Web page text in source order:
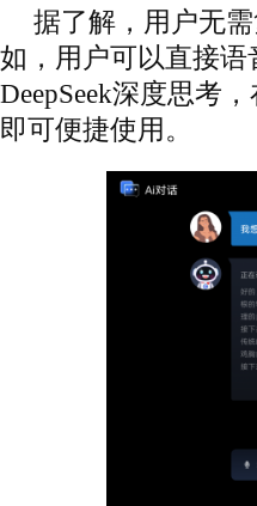
据了解，用户无
如，用户可以直接
DeepSeek深度思考
即可便捷使用。